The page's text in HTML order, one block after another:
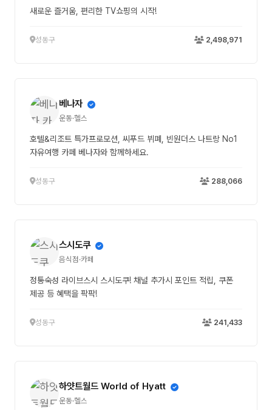
새로운 즐거움, 편리한 TV쇼핑의 시작!
성동구 2,498,971
베나자
운동·헬스
호텔&리조트 특가프로모션, 씨푸드 뷔폐, 빈원더스 나트랑 No1
자유여행 카페 베나자와 함께하세요.
성동구 288,066
스시도쿠
음식점·카페
정통숙성 라이브스시 스시도쿠! 채널 추가시 포인트 적립, 쿠폰
제공 등 혜택을 팍팍!
성동구 241,433
하얏트월드 World of Hyatt
운동·헬스